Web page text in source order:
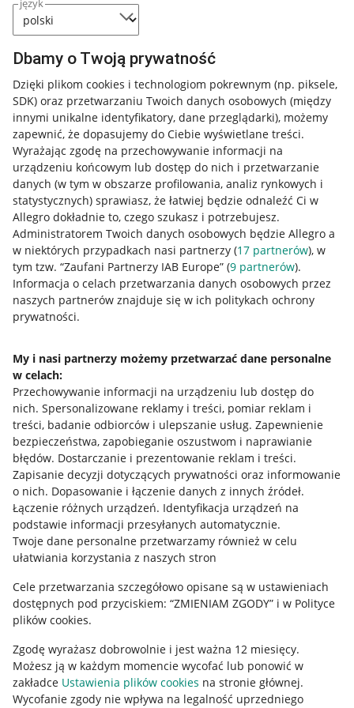
język
Dbamy o Twoją prywatność
Dzięki plikom cookies i technologiom pokrewnym (np. piksele,
SDK) oraz przetwarzaniu Twoich danych osobowych (między
innymi unikalne identyfikatory, dane przeglądarki), możemy
zapewnić, że dopasujemy do Ciebie wyświetlane treści.
Wyrażając zgodę na przechowywanie informacji na
urządzeniu końcowym lub dostęp do nich i przetwarzanie
danych (w tym w obszarze profilowania, analiz rynkowych i
statystycznych) sprawiasz, że łatwiej będzie odnaleźć Ci w
Allegro dokładnie to, czego szukasz i potrzebujesz.
Administratorem Twoich danych osobowych będzie Allegro a
w niektórych przypadkach nasi partnerzy (17 partnerów), w
tym tzw. “Zaufani Partnerzy IAB Europe” (9 partnerów).
Informacja o celach przetwarzania danych osobowych przez
naszych partnerów znajduje się w ich politykach ochrony
prywatności.
My i nasi partnerzy możemy przetwarzać dane personalne
w celach:
Przechowywanie informacji na urządzeniu lub dostęp do
nich. Spersonalizowane reklamy i treści, pomiar reklam i
treści, badanie odbiorców i ulepszanie usług. Zapewnienie
bezpieczeństwa, zapobieganie oszustwom i naprawianie
błędów. Dostarczanie i prezentowanie reklam i treści.
Zapisanie decyzji dotyczących prywatności oraz informowanie
o nich. Dopasowanie i łączenie danych z innych źródeł.
Łączenie różnych urządzeń. Identyfikacja urządzeń na
podstawie informacji przesyłanych automatycznie.
Twoje dane personalne przetwarzamy również w celu
ułatwiania korzystania z naszych stron
Cele przetwarzania szczegółowo opisane są w ustawieniach
dostępnych pod przyciskiem: “ZMIENIAM ZGODY” i w Polityce
plików cookies.
Zgodę wyrażasz dobrowolnie i jest ważna 12 miesięcy.
Możesz ją w każdym momencie wycofać lub ponowić w
zakładce Ustawienia plików cookies na stronie głównej.
Wycofanie zgody nie wpływa na legalność uprzedniego
Przydatne informacje
Jak to działa
Allegro Gadane dla sprzedających
Allegro Gadane dla kupujących
Mapa miejscowości
Informacje prawne
Regulamin
Polityka plików "cookies"
Ustawienia plików "cookies"
Udostępnianie lokalizacji
Informacje dla Aktu o Usługach Cyfrowych
Pobierz aplikację